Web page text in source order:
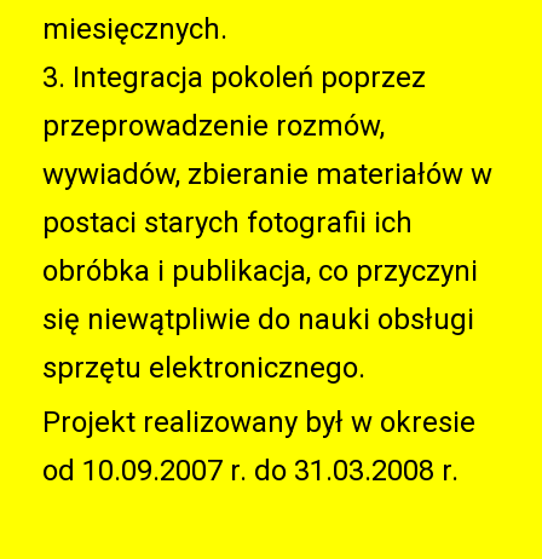
miesięcznych.
3. Integracja pokoleń poprzez
przeprowadzenie rozmów,
wywiadów, zbieranie materiałów w
postaci starych fotografii ich
obróbka i publikacja, co przyczyni
się niewątpliwie do nauki obsługi
sprzętu elektronicznego.
Projekt realizowany był w okresie
od 10.09.2007 r. do 31.03.2008 r.